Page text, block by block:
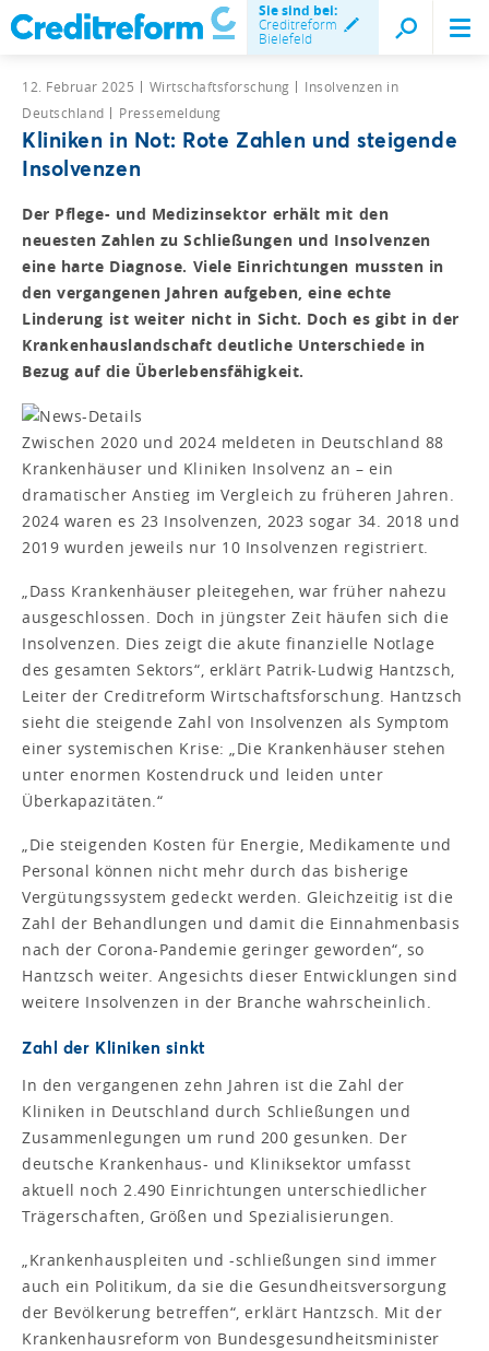
Sie sind bei:
Creditreform
Bielefeld
12. Februar 2025 Wirtschaftsforschung
Insolvenzen in
Deutschland
Pressemeldung
Kliniken in Not: Rote Zahlen und steigende
Insolvenzen
Der Pflege- und Medizinsektor erhält mit den
neuesten Zahlen zu Schließungen und Insolvenzen
eine harte Diagnose. Viele Einrichtungen mussten in
den vergangenen Jahren aufgeben, eine echte
Linderung ist weiter nicht in Sicht. Doch es gibt in der
Krankenhauslandschaft deutliche Unterschiede in
Bezug auf die Überlebensfähigkeit.
Zwischen 2020 und 2024 meldeten in Deutschland 88
Krankenhäuser und Kliniken Insolvenz an – ein
dramatischer Anstieg im Vergleich zu früheren Jahren.
2024 waren es 23 Insolvenzen, 2023 sogar 34. 2018 und
2019 wurden jeweils nur 10 Insolvenzen registriert.
„Dass Krankenhäuser pleitegehen, war früher nahezu
ausgeschlossen. Doch in jüngster Zeit häufen sich die
Insolvenzen. Dies zeigt die akute finanzielle Notlage
des gesamten Sektors“, erklärt Patrik-Ludwig Hantzsch,
Leiter der Creditreform Wirtschaftsforschung. Hantzsch
sieht die steigende Zahl von Insolvenzen als Symptom
einer systemischen Krise: „Die Krankenhäuser stehen
unter enormen Kostendruck und leiden unter
Überkapazitäten.“
„Die steigenden Kosten für Energie, Medikamente und
Personal können nicht mehr durch das bisherige
Vergütungssystem gedeckt werden. Gleichzeitig ist die
Zahl der Behandlungen und damit die Einnahmenbasis
nach der Corona-Pandemie geringer geworden“, so
Hantzsch weiter. Angesichts dieser Entwicklungen sind
weitere Insolvenzen in der Branche wahrscheinlich.
Zahl der Kliniken sinkt
In den vergangenen zehn Jahren ist die Zahl der
Kliniken in Deutschland durch Schließungen und
Zusammenlegungen um rund 200 gesunken. Der
deutsche Krankenhaus- und Kliniksektor umfasst
aktuell noch 2.490 Einrichtungen unterschiedlicher
Trägerschaften, Größen und Spezialisierungen.
„Krankenhauspleiten und -schließungen sind immer
auch ein Politikum, da sie die Gesundheitsversorgung
der Bevölkerung betreffen“, erklärt Hantzsch. Mit der
Krankenhausreform von Bundesgesundheitsminister